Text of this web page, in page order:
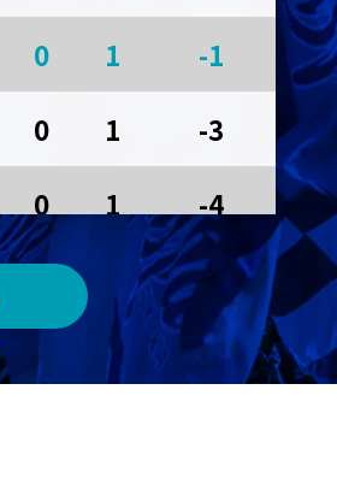
0 1
-1
0 1
-3
0 1 -4